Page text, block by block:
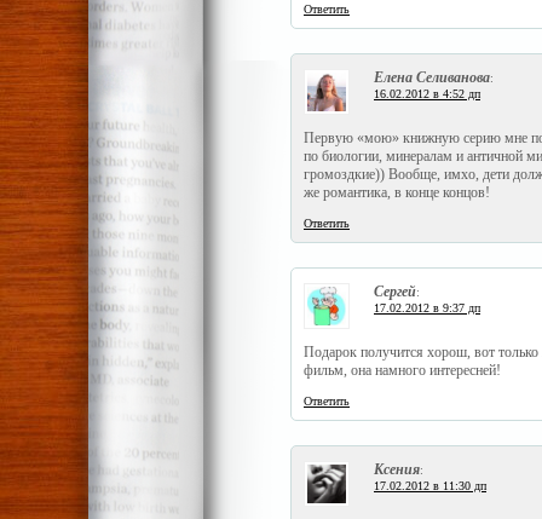
Ответить
Елена Селиванова:
16.02.2012 в 4:52 дп
Первую «мою» книжную серию мне
по биологии, минералам и античной
громоздкие)) Вообще, имхо, дети
же романтика, в конце концов!
Ответить
Сергей:
17.02.2012 в 9:37 дп
Подарок получится хорош, вот
фильм, она намного интересней!
Ответить
Ксения:
17.02.2012 в 11:30 дп